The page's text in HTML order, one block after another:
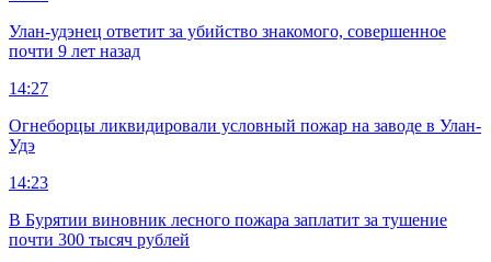
Улан-удэнец ответит за убийство знакомого, совершенное
почти 9 лет назад
14:27
Огнеборцы ликвидировали условный пожар на заводе в Улан-
Удэ
14:23
В Бурятии виновник лесного пожара заплатит за тушение
почти 300 тысяч рублей